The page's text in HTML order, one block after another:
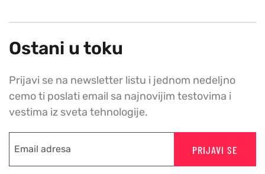
Ostani u toku
Prijavi se na newsletter listu i jednom nedeljno
cemo ti poslati email sa najnovijim testovima i
vestima iz sveta tehnologije.
PRIJAVI SE